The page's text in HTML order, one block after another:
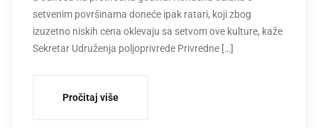
setvenim površinama doneće ipak ratari, koji zbog
izuzetno niskih cena oklevaju sa setvom ove kulture, kaže
Sekretar Udruženja poljoprivrede Privredne […]
Pročitaj više